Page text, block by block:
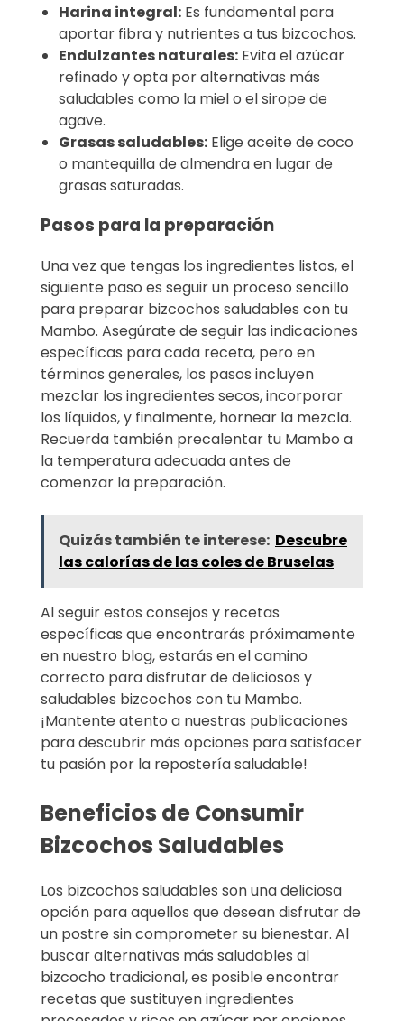
Harina integral: Es fundamental para
aportar fibra y nutrientes a tus bizcochos.
Endulzantes naturales: Evita el azúcar
refinado y opta por alternativas más
saludables como la miel o el sirope de
agave.
Grasas saludables: Elige aceite de coco
o mantequilla de almendra en lugar de
grasas saturadas.
Pasos para la preparación
Una vez que tengas los ingredientes listos, el
siguiente paso es seguir un proceso sencillo
para preparar bizcochos saludables con tu
Mambo. Asegúrate de seguir las indicaciones
específicas para cada receta, pero en
términos generales, los pasos incluyen
mezclar los ingredientes secos, incorporar
los líquidos, y finalmente, hornear la mezcla.
Recuerda también precalentar tu Mambo a
la temperatura adecuada antes de
comenzar la preparación.
Quizás también te interese: Descubre
las calorías de las coles de Bruselas
Al seguir estos consejos y recetas
específicas que encontrarás próximamente
en nuestro blog, estarás en el camino
correcto para disfrutar de deliciosos y
saludables bizcochos con tu Mambo.
¡Mantente atento a nuestras publicaciones
para descubrir más opciones para satisfacer
tu pasión por la repostería saludable!
Beneficios de Consumir
Bizcochos Saludables
Los bizcochos saludables son una deliciosa
opción para aquellos que desean disfrutar de
un postre sin comprometer su bienestar. Al
buscar alternativas más saludables al
bizcocho tradicional, es posible encontrar
recetas que sustituyen ingredientes